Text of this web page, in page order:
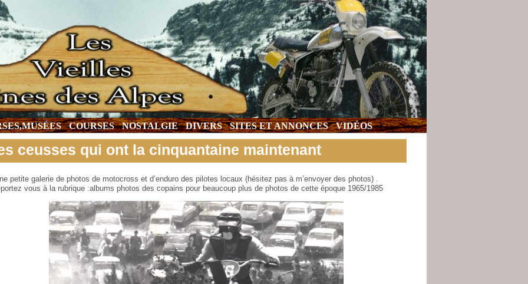
COURSES NOSTALGIE DIVERS SITES ET ANNONCES VIDÉOS
ceusses qui ont la cinquantaine maintenant
petite galerie de photos de motocross et d’enduro des pilotes locaux (hésitez pas à m’envoyer des photos) .
vous à la rubrique :albums photos des copains pour beaucoup plus de photos de cette époque 1965/1985